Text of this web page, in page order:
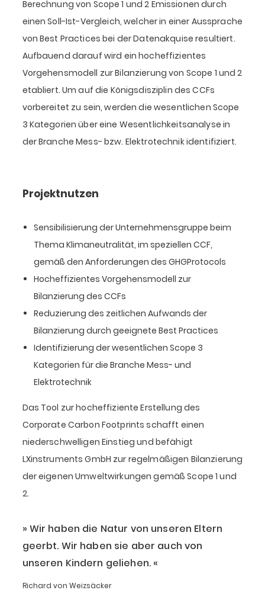
Berechnung von Scope 1 und 2 Emissionen durch
einen Soll-Ist-Vergleich, welcher in einer Aussprache
von Best Practices bei der Datenakquise resultiert.
Aufbauend darauf wird ein hocheffizientes
Vorgehensmodell zur Bilanzierung von Scope 1 und 2
etabliert. Um auf die Königsdisziplin des CCFs
vorbereitet zu sein, werden die wesentlichen Scope
3 Kategorien über eine Wesentlichkeitsanalyse in
der Branche Mess- bzw. Elektrotechnik identifiziert.
Projektnutzen
Sensibilisierung der Unternehmensgruppe beim
Thema Klimaneutralität, im speziellen CCF,
gemäß den Anforderungen des GHGProtocols
Hocheffizientes Vorgehensmodell zur
Bilanzierung des CCFs
Reduzierung des zeitlichen Aufwands der
Bilanzierung durch geeignete Best Practices
Identifizierung der wesentlichen Scope 3
Kategorien für die Branche Mess- und
Elektrotechnik
Das Tool zur hocheffiziente Erstellung des
Corporate Carbon Footprints schafft einen
niederschwelligen Einstieg und befähigt
LXinstruments GmbH zur regelmäßigen Bilanzierung
der eigenen Umweltwirkungen gemäß Scope 1 und
2.
Wir haben die Natur von unseren Eltern
geerbt. Wir haben sie aber auch von
unseren Kindern geliehen.
Richard von Weizsäcker